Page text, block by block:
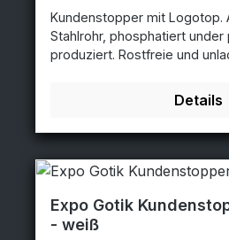
Kundenstopper mit Logotop.
Stahlrohr, phosphatiert
produziert. Rostfreie und
Magnet. Poster Größe:
58x122cmLogo Größe:
Details
Expo Gotik
- weiß